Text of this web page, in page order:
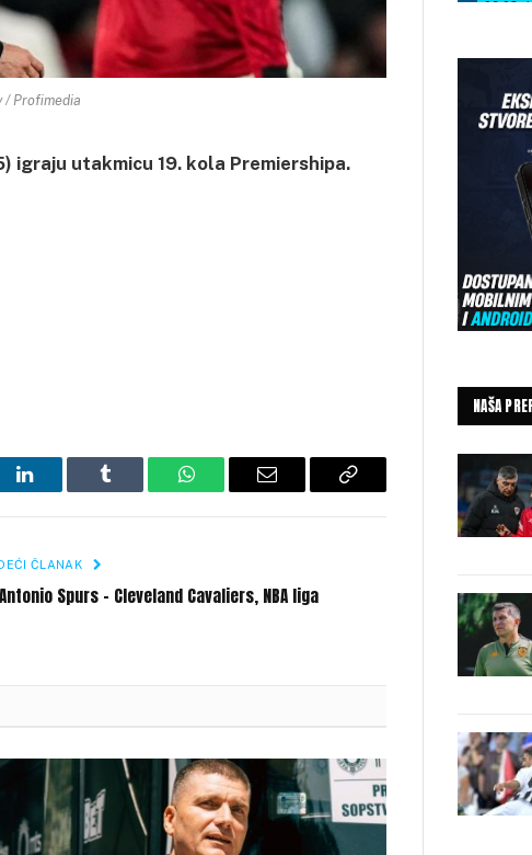
/ Profimedia
igraju utakmicu 19. kola Premiershipa.
LinkedIn Tumblr WhatsAppEmail
Copy
ČLANAK
Spurs – Cleveland Cavaliers, NBA liga
NAŠA